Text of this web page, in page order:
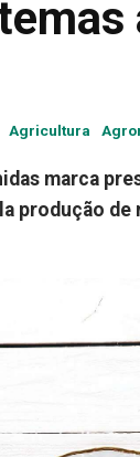
Agricultura
marca
produção